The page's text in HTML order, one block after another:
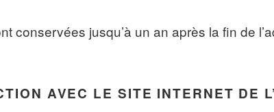
conservées jusqu’à un an après la fin de
AVEC LE SITE INTERNET DE